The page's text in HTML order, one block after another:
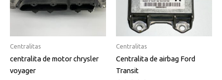
Centralitas
centralita de motor chrysler
voyager
Centralitas
Centralita de airbag Ford
Transit